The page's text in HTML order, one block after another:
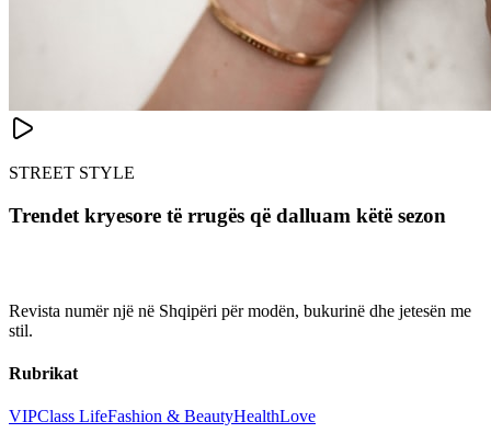
STREET STYLE
Trendet kryesore të rrugës që dalluam këtë sezon
Revista numër një në Shqipëri për modën, bukurinë dhe jetesën me
stil.
Rubrikat
VIPClass LifeFashion & BeautyHealthLove